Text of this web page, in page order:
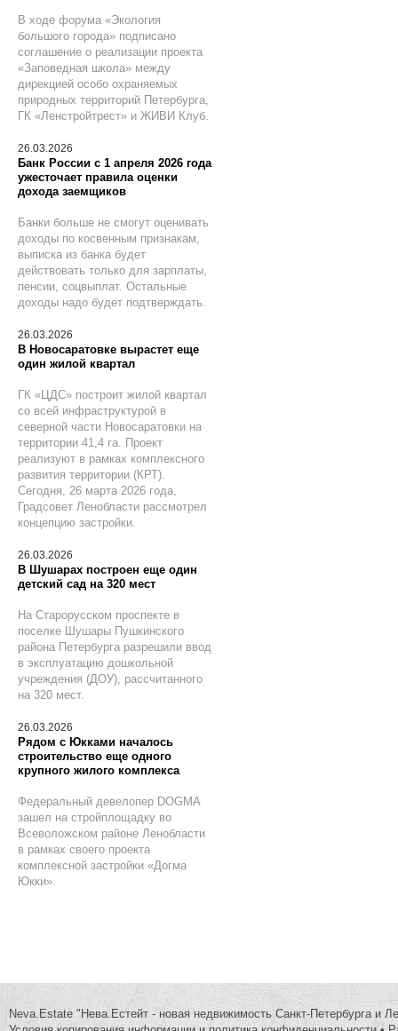
В ходе форума «Экология
большого города» подписано
соглашение о реализации проекта
«Заповедная школа» между
дирекцией особо охраняемых
природных территорий Петербурга,
ГК «Ленстройтрест» и ЖИВИ Клуб.
26.03.2026
Банк России с 1 апреля 2026 года
ужесточает правила оценки
дохода заемщиков
Банки больше не смогут оценивать
доходы по косвенным признакам,
выписка из банка будет
действовать только для зарплаты,
пенсии, соцвыплат. Остальные
доходы надо будет подтверждать.
26.03.2026
В Новосаратовке вырастет еще
один жилой квартал
ГК «ЦДС» построит жилой квартал
со всей инфраструктурой в
северной части Новосаратовки на
территории 41,4 га. Проект
реализуют в рамках комплексного
развития территории (КРТ).
Сегодня, 26 марта 2026 года,
Градсовет Ленобласти рассмотрел
концепцию застройки.
26.03.2026
В Шушарах построен еще один
детский сад на 320 мест
На Старорусском проспекте в
поселке Шушары Пушкинского
района Петербурга разрешили ввод
в эксплуатацию дошкольной
учреждения (ДОУ), рассчитанного
на 320 мест.
26.03.2026
Рядом с Юкками началось
строительство еще одного
крупного жилого комплекса
Федеральный девелопер DOGMA
зашел на стройплощадку во
Всеволожском районе Ленобласти
в рамках своего проекта
комплексной застройки «Догма
Юкки».
Neva.Estate "Нева.Естейт - новая недвижимость Санкт-Петербурга и